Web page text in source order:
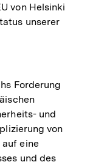
von Helsinki
unserer
Forderung
und
von
eine
und des